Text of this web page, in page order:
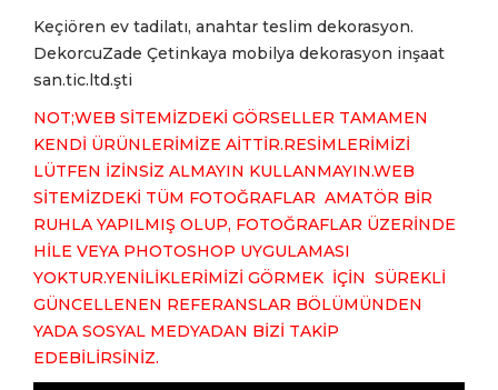
Keçiören ev tadilatı, anahtar teslim dekorasyon.
DekorcuZade Çetinkaya mobilya dekorasyon inşaat
san.tic.ltd.şti
NOT;WEB SİTEMİZDEKİ GÖRSELLER TAMAMEN
KENDİ ÜRÜNLERİMİZE AİTTİR.RESİMLERİMİZİ
LÜTFEN İZİNSİZ ALMAYIN KULLANMAYIN.WEB
SİTEMİZDEKİ TÜM FOTOĞRAFLAR AMATÖR BİR
RUHLA YAPILMIŞ OLUP, FOTOĞRAFLAR ÜZERİNDE
HİLE VEYA PHOTOSHOP UYGULAMASI
YOKTUR.YENİLİKLERİMİZİ GÖRMEK İÇİN SÜREKLİ
GÜNCELLENEN REFERANSLAR BÖLÜMÜNDEN
YADA SOSYAL MEDYADAN BİZİ TAKİP
EDEBİLİRSİNİZ.